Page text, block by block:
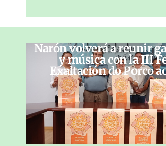
Narón volverá a reunir
y música con la III
Exaltación do Porco